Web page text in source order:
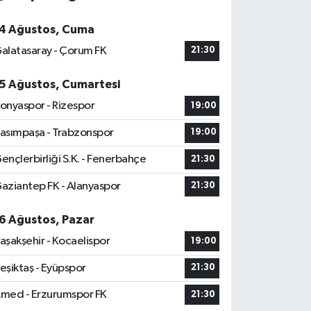
Ağustos, Cuma
- Çorum FK
21:30
Ağustos, Cumartesi
- Rizespor
19:00
- Trabzonspor 19:00
S.K. - Fenerbahçe 21:30
FK - Alanyaspor 21:30
Ağustos, Pazar
- Kocaelispor
19:00
- Eyüpspor 21:30
- Erzurumspor FK 21:30